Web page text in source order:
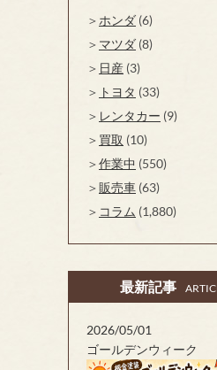
ホンダ (6)
マツダ (8)
日産 (3)
トヨタ (33)
レンタカー (9)
買取 (10)
作業中 (550)
販売車 (63)
コラム (1,880)
最新記事
2026/05/01
ゴールデンウィーク